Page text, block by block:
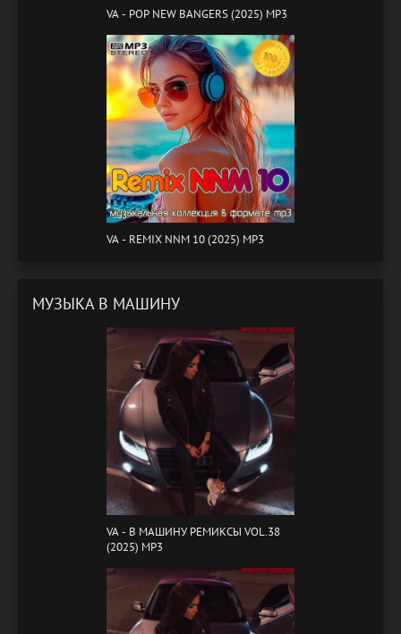
VA - POP NEW BANGERS (2025) MP3
VA - REMIX NNM 10 (2025) MP3
МУЗЫКА В МАШИНУ
VA - B МАШИНУ РЕМИКСЫ VOL.38
(2025) MP3